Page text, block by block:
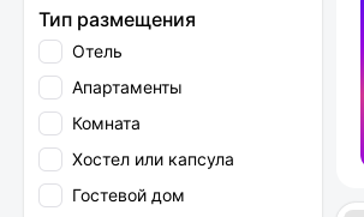
Тип размещения
Отель
Апартаменты
Комната
Хостел или капсула
Гостевой дом